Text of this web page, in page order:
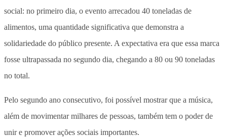
social: no primeiro dia, o evento arrecadou 40 toneladas de
alimentos, uma quantidade significativa que demonstra a
solidariedade do público presente. A expectativa era que essa marca
fosse ultrapassada no segundo dia, chegando a 80 ou 90 toneladas
no total.
Pelo segundo ano consecutivo, foi possível mostrar que a música,
além de movimentar milhares de pessoas, também tem o poder de
unir e promover ações sociais importantes.